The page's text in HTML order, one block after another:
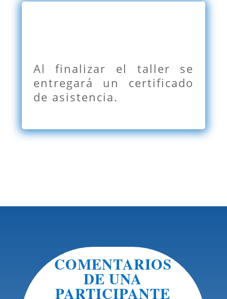
Al finalizar el taller se
entregará un certificado
de asistencia.
COMENTARIOS
DE UNA
PARTICIPANTE